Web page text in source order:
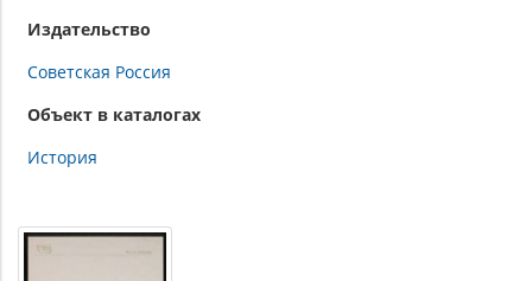
Издательство
Советская Россия
Объект в каталогах
История